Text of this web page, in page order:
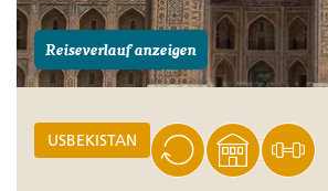
Reiseverlauf anzeigen
USBEKISTAN